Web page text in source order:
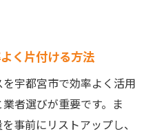
く片付ける方法
宇都宮市で効率よく活用
者選びが重要です。ま
事前にリストアップし、